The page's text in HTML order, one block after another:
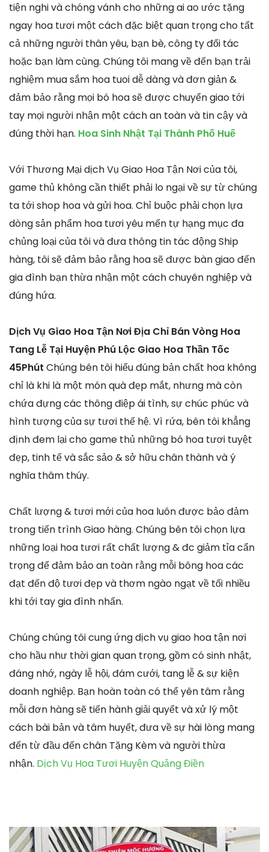
tiện nghi và chóng vánh cho những ai ao ước tặng
ngay hoa tươi một cách đặc biệt quan trọng cho tất
cả những người thân yêu, bạn bè, công ty đối tác
hoặc bạn làm cùng. Chúng tôi mang về đến bạn trải
nghiệm mua sắm hoa tuoi dễ dàng và đơn giản &
đảm bảo rằng mọi bó hoa sẽ được chuyển giao tới
tay mọi người nhận một cách an toàn và tin cậy và
đúng thời hạn. Hoa Sinh Nhật Tại Thành Phố Huế
Với Thương Mại dịch Vụ Giao Hoa Tận Nơi của tôi,
game thủ không cần thiết phải lo ngại về sự từ chúng
ta tới shop hoa và gửi hoa. Chỉ buộc phải chọn lựa
dòng sản phẩm hoa tươi yêu mến tự hạng mục đa
chủng loại của tôi và đưa thông tin tác động Ship
hàng, tôi sẽ đảm bảo rằng hoa sẽ được bàn giao đến
gia đình bạn thừa nhận một cách chuyên nghiệp và
đúng hứa.
Dịch Vụ Giao Hoa Tận Nơi Địa Chỉ Bán Vòng Hoa
Tang Lễ Tại Huyện Phú Lộc Giao Hoa Thần Tốc
45Phút Chúng bên tôi hiểu đúng bản chất hoa không
chỉ là khi là một món quà đẹp mắt, nhưng mà còn
chứa đựng các thông điệp ái tình, sự chúc phúc và
hình tượng của sự tươi thế hệ. Vì rứa, bên tôi khẳng
định đem lại cho game thủ những bó hoa tươi tuyệt
đẹp, tinh tế và sắc sảo & sở hữu chân thành và ý
nghĩa thâm thúy.
Chất lượng & tươi mới của hoa luôn được bảo đảm
trong tiến trình Giao hàng. Chúng bên tôi chọn lựa
những loại hoa tươi rất chất lượng & đc giảm tỉa cẩn
trọng để đảm bảo an toàn rằng mỗi bông hoa các
đạt đến độ tươi đẹp và thơm ngào ngạt về tối nhiều
khi tới tay gia đình nhấn.
Chúng chúng tôi cung ứng dịch vụ giao hoa tận nơi
cho hầu như thời gian quan trọng, gồm có sinh nhật,
đáng nhớ, ngày lễ hội, đám cưới, tang lễ & sự kiện
doanh nghiệp. Bạn hoàn toàn có thể yên tâm rằng
mỗi đơn hàng sẽ tiến hành giải quyết và xử lý một
cách bài bản và tâm huyết, đưa về sự hài lòng mang
đến từ đầu đến chân Tặng Kèm và người thừa
nhận. Dịch Vụ Hoa Tươi Huyện Quảng Điền